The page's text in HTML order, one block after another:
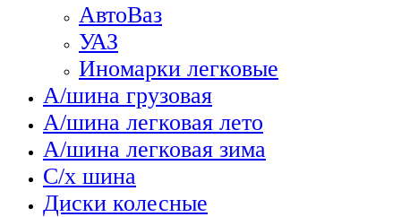
АвтоВаз
УАЗ
Иномарки легковые
А/шина грузовая
А/шина легковая лето
А/шина легковая зима
С/х шина
Диски колесные